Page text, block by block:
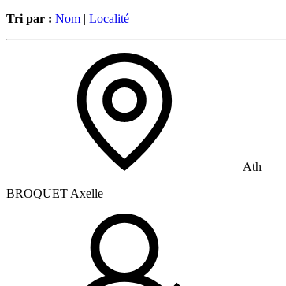
Tri par : Nom | Localité
Ath
BROQUET Axelle